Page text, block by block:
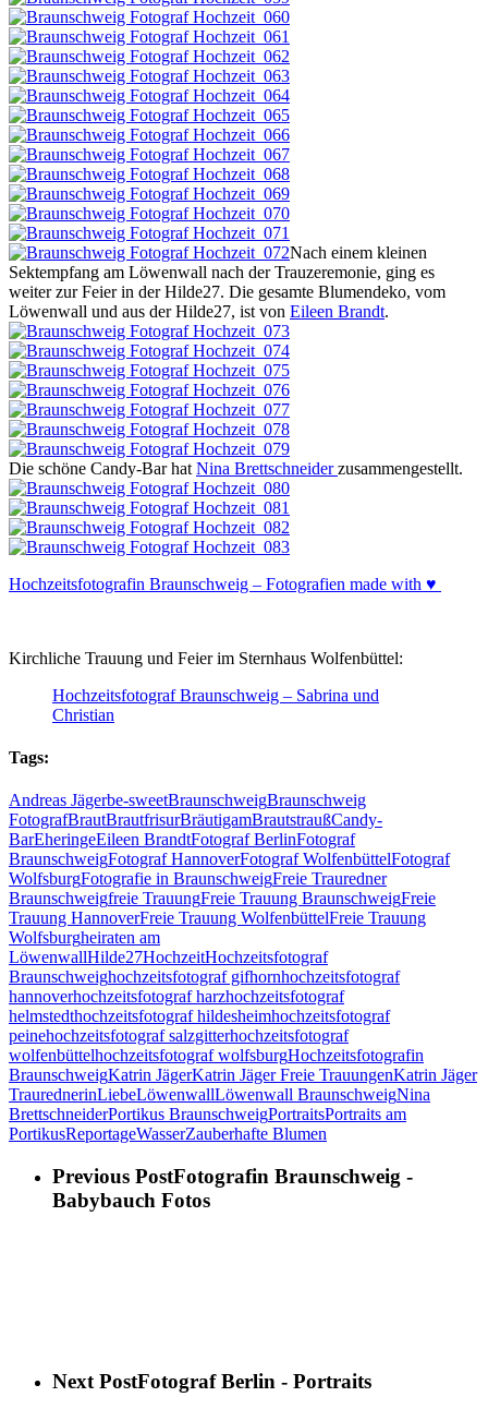
Nach einem kleinen
Sektempfang am Löwenwall nach der Trauzeremonie, ging es
weiter zur Feier in der Hilde27. Die gesamte Blumendeko, vom
Löwenwall und aus der Hilde27, ist von Eileen Brandt.
Die schöne Candy-Bar hat Nina Brettschneiderzusammengestellt.
Hochzeitsfotografin Braunschweig – Fotografien made with ♥
Kirchliche Trauung und Feier im Sternhaus Wolfenbüttel:
Hochzeitsfotograf Braunschweig – Sabrina und
Christian
Tags:
Andreas Jägerbe-sweetBraunschweigBraunschweig
FotografBrautBrautfrisurBräutigamBrautstraußCandy-
BarEheringeEileen BrandtFotograf BerlinFotograf
BraunschweigFotograf HannoverFotograf WolfenbüttelFotograf
WolfsburgFotografie in BraunschweigFreie Trauredner
Braunschweigfreie TrauungFreie Trauung BraunschweigFreie
Trauung HannoverFreie Trauung WolfenbüttelFreie Trauung
Wolfsburgheiraten am
LöwenwallHilde27HochzeitHochzeitsfotograf
Braunschweighochzeitsfotograf gifhornhochzeitsfotograf
hannoverhochzeitsfotograf harzhochzeitsfotograf
helmstedthochzeitsfotograf hildesheimhochzeitsfotograf
peinehochzeitsfotograf salzgitterhochzeitsfotograf
wolfenbüttelhochzeitsfotograf wolfsburgHochzeitsfotografin
BraunschweigKatrin JägerKatrin Jäger Freie TrauungenKatrin Jäger
TraurednerinLiebeLöwenwallLöwenwall BraunschweigNina
BrettschneiderPortikus BraunschweigPortraitsPortraits am
PortikusReportageWasserZauberhafte Blumen
Previous PostFotografin Braunschweig -
Babybauch Fotos
Next PostFotograf Berlin - Portraits